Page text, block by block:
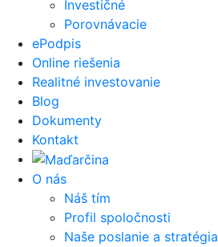
Investičné
Porovnávacie
ePodpis
Online riešenia
Realitné investovanie
Blog
Dokumenty
Kontakt
O nás
Náš tím
Profil spoločnosti
Naše poslanie a stratégia